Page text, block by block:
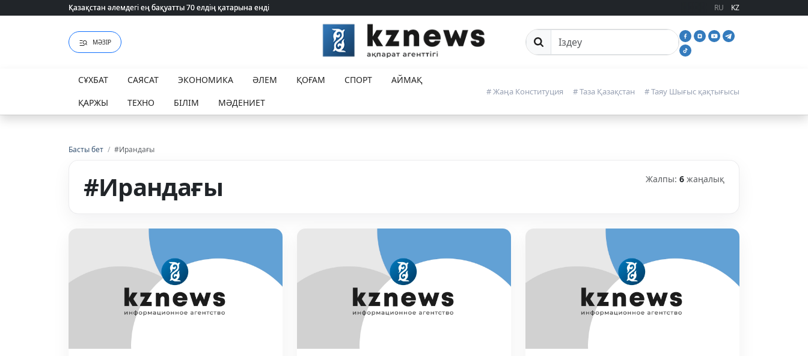
Қазақстан әлемдегі ең бақуатты 70 елдің қатарына енді
Қазақстан әлемдегі ең бақуатты 70 елдің қатарына енді RU KZ
МӘЗІР Сайттан іздеу
СҰХБАТ САЯСАТ ЭКОНОМИКА ӘЛЕМ ҚОҒАМ СПОРТ
АЙМАҚ
ҚАРЖЫ
ТЕХНО БІЛІМ МӘДЕНИЕТ
# Жаңа Конституция # Таза Қазақстан # Таяу Шығыс қақтығысы
Басты бет / #Ирандағы
#Ирандағы Жалпы: 6 жаңалық